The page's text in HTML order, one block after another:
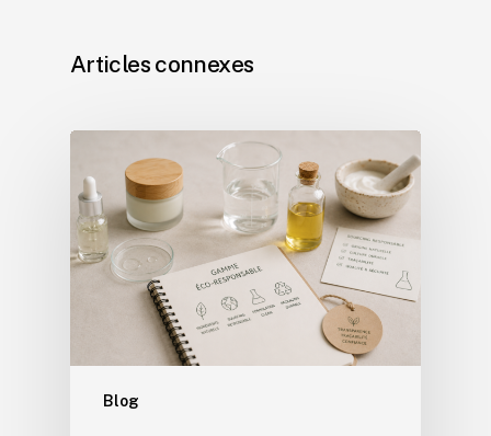
Articles connexes
Blog